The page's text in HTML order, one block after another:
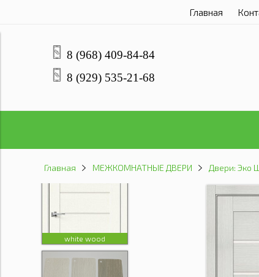
Главная
8 (968) 409-84-84
8 (929) 535-21-68
Главная МЕЖКОМНАТНЫЕ ДВЕРИ Двери: Эко
slate art
white wood